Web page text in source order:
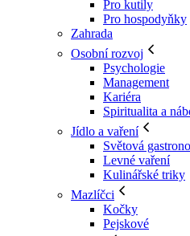
Pro kutily
Pro hospodyňky
Zahrada
Osobní rozvoj
Psychologie
Management
Kariéra
Spiritualita a
Jídlo a vaření
Světová
Levné vaření
Kulinářské triky
Mazlíčci
Kočky
Pejskové